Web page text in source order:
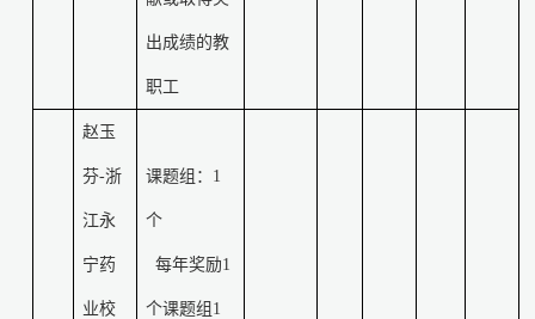
出成绩的教
职工
赵玉
芬-浙
江永
宁药
业校
课题组： 1
个
每年奖励1
个课题组 1